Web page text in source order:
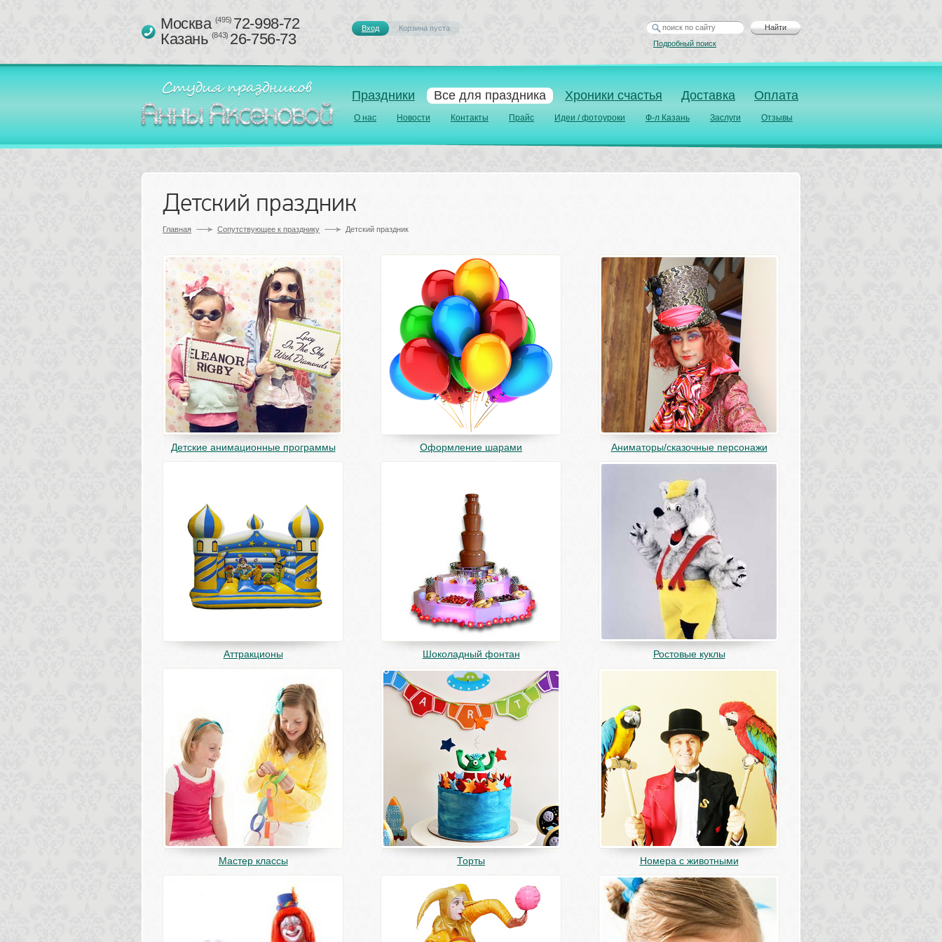
Праздники Все для праздника Хроники счастья Доставка Оплата
О нас Новости Контакты Прайс Идеи / фотоуроки Ф-л Казань Заслуги Отзывы
Москва (495)72-998-72
Казань (843)26-756-73
Вход Корзина пуста
Найти
Подробный поиск
Детский праздник
Главная Сопутствующее к празднику Детский праздник
Детские анимационные программы Оформление шарами Аниматоры/сказочные персонажи
Аттракционы Шоколадный фонтан Ростовые куклы
Мастер классы Торты Номера с животными